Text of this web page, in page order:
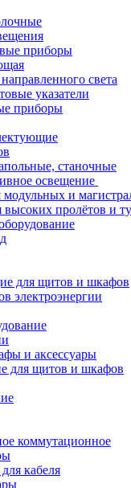
приборы
света
указатели
приборы
станочные
освещение
и
пролётов и
для щитов и шкафов
электроэнергии
и аксессуары
для щитов и шкафов
коммутационное
кабеля